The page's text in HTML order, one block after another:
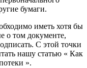
бумаги.
иметь хотя бы
о том документе,
С этой точки
нашу статью « Как
».